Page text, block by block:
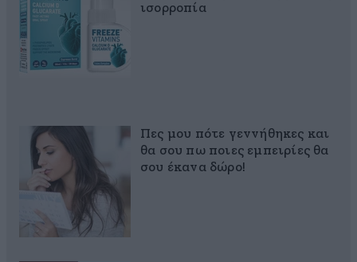
ισορροπία
Πες μου πότε γεννήθηκες και
θα σου πω ποιες εμπειρίες θα
σου έκανα δώρο!